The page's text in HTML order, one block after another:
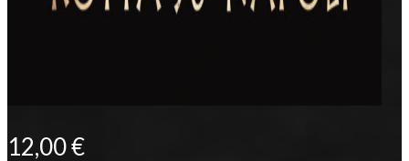
12,00€